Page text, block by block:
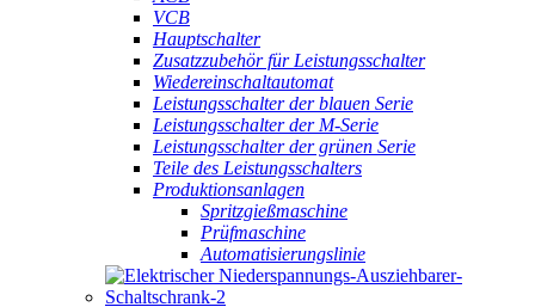
VCB
Hauptschalter
Zusatzzubehör für Leistungsschalter
Wiedereinschaltautomat
Leistungsschalter der blauen Serie
Leistungsschalter der M-Serie
Leistungsschalter der grünen Serie
Teile des Leistungsschalters
Produktionsanlagen
Spritzgießmaschine
Prüfmaschine
Automatisierungslinie